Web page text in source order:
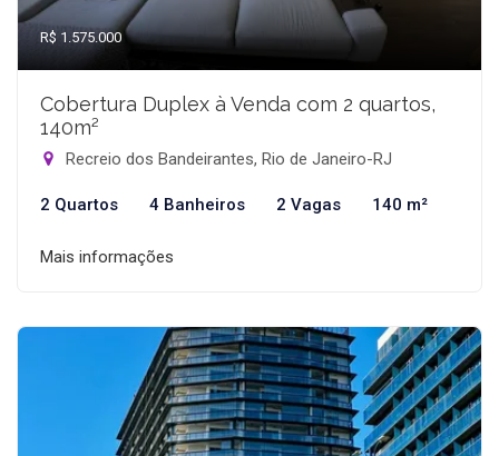
R$ 1.575.000
Cobertura Duplex à Venda com 2 quartos,
140m²
Recreio dos Bandeirantes, Rio de Janeiro-RJ
2 Quartos 4 Banheiros 2 Vagas 140 m²
Mais informações